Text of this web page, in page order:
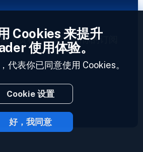
入资料，立即访问你的订阅
© Inoreader
Cookies 来提升
使用体验。
代表你已同意使用 Cookies。
Cookie 设置
好，我同意